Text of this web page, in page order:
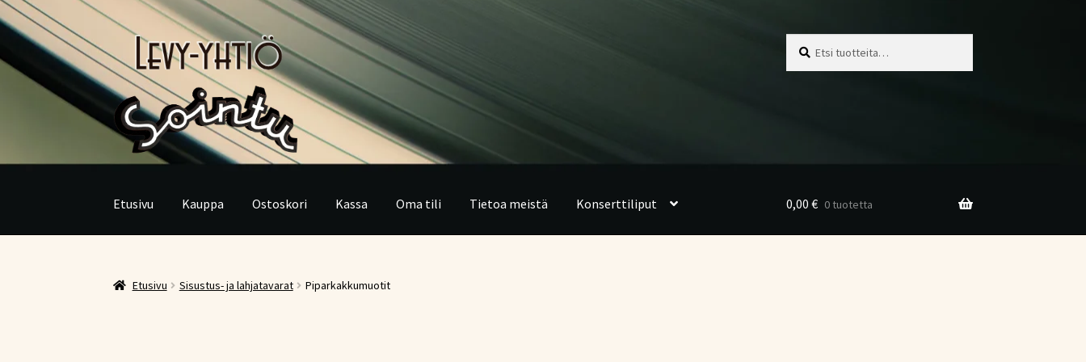
Siirry
navigointiin
Siirry
sisältöön
Etusivu Kauppa Ostoskori Kassa Oma tili Tietoa meistä Konserttiliput 0,00 € 0 tuotetta
Etusivu Sisustus- ja lahjatavarat Piparkakkumuotit